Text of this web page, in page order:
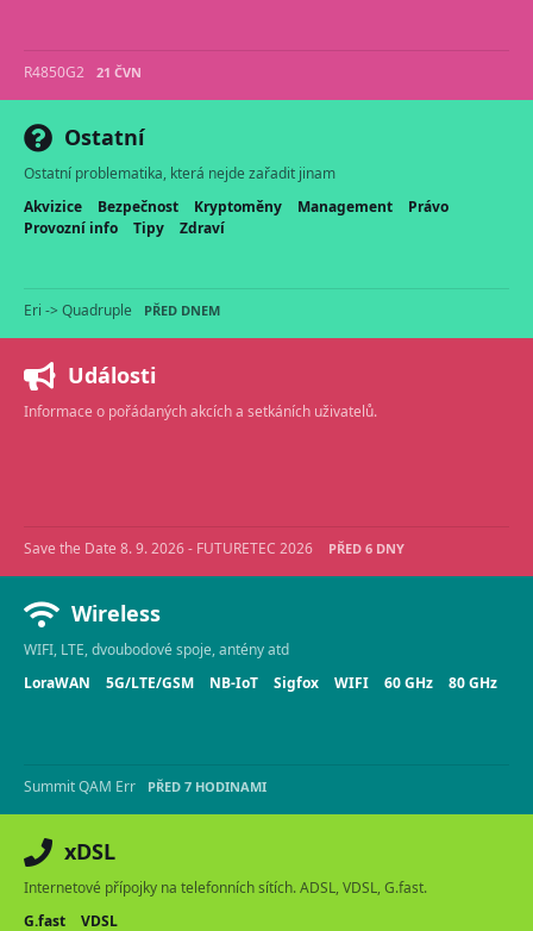
R4850G2 21 ČVN
Ostatní
Ostatní problematika, která nejde zařadit jinam
Akvizice
Bezpečnost Kryptoměny Management
Právo
Provozní info
Tipy Zdraví
Eri -> Quadruple PŘED DNEM
Události
Informace o pořádaných akcích a setkáních uživatelů.
Save the Date 8. 9. 2026 - FUTURETEC 2026 PŘED 6 DNY
Wireless
WIFI, LTE, dvoubodové spoje, antény atd
LoraWAN
5G/LTE/GSM NB-IoT Sigfox WIFI 60 GHz 80 GHz
Summit QAM Err PŘED 7 HODINAMI
xDSL
Internetové přípojky na telefonních sítích. ADSL, VDSL, G.fast.
G.fast
VDSL